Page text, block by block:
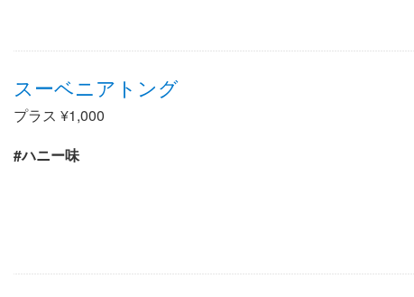
スーベニアトング
プラス ¥1,000
#ハニー味